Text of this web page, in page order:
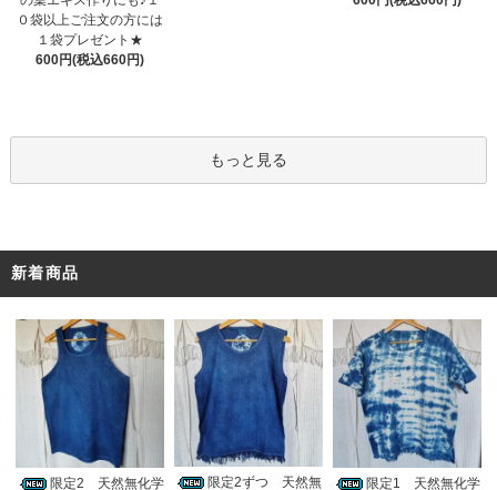
０袋以上ご注文の方には
１袋プレゼント★
600円(税込660円)
もっと見る
新着商品
限定2 天然無化学
限定2ずつ 天然無
限定1 天然無化学